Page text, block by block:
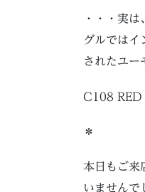
・・・実
グルではイ
されたユー
C108
＊
本日もご来
いませんで